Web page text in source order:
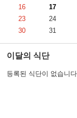
16
17
23
24
30
31
이달의 식단
등록된 식단이 없습니다.